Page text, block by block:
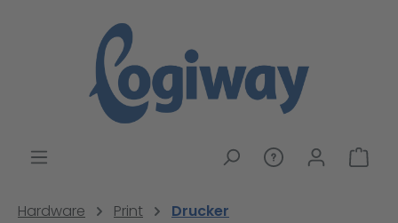
Hardware Print Drucker